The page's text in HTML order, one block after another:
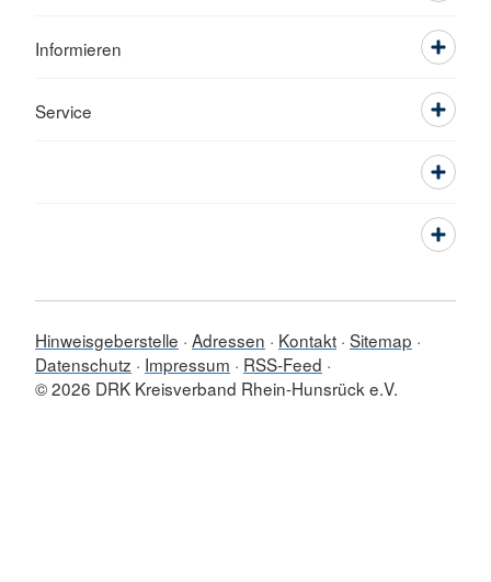
Informieren
Service
Hinweisgeberstelle Adressen Kontakt Sitemap
Datenschutz
Impressum
RSS-Feed
© 2026 DRK Kreisverband Rhein-Hunsrück e.V.